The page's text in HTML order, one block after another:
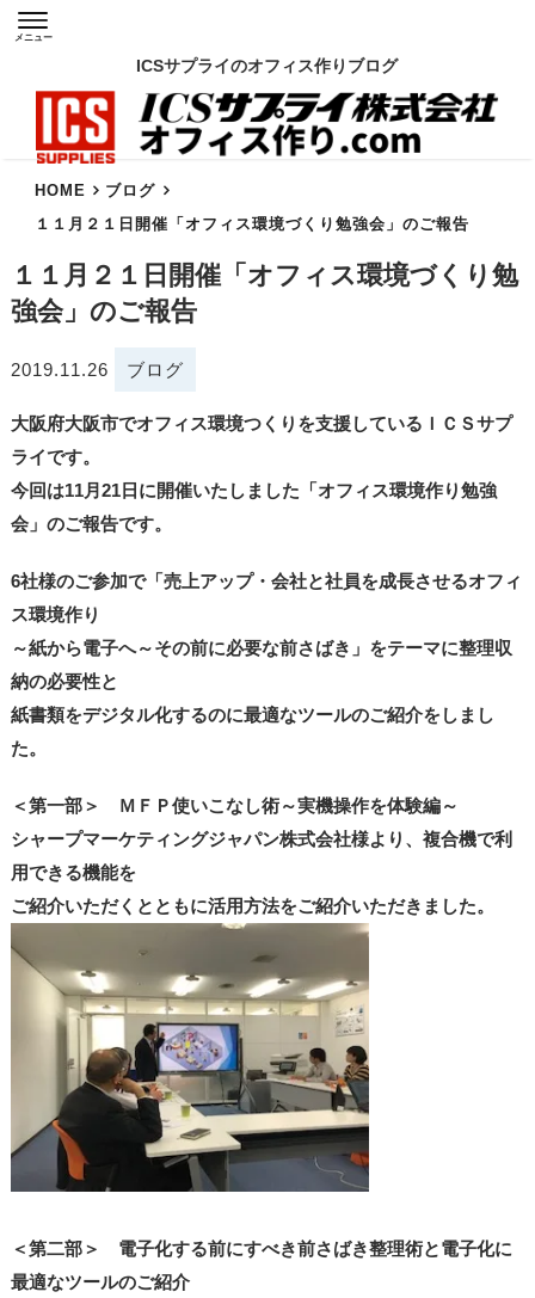
ICSサプライのオフィス作りブログ
メニュー
HOME
ブログ
１１月２１日開催「オフィス環境づくり勉強会」のご報告
１１月２１日開催「オフィス環境づくり勉
強会」のご報告
2019.11.26 ブログ
大阪府大阪市でオフィス環境つくりを支援しているＩＣＳサプ
ライです。
今回は11月21日に開催いたしました「オフィス環境作り勉強
会」のご報告です。
6社様のご参加で「売上アップ・会社と社員を成長させるオフィ
ス環境作り
～紙から電子へ～その前に必要な前さばき」をテーマに整理収
納の必要性と
紙書類をデジタル化するのに最適なツールのご紹介をしまし
た。
＜第一部＞ ＭＦＰ使いこなし術～実機操作を体験編～
シャープマーケティングジャパン株式会社様より、複合機で利
用できる機能を
ご紹介いただくとともに活用方法をご紹介いただきました。
＜第二部＞ 電子化する前にすべき前さばき整理術と電子化に
最適なツールのご紹介